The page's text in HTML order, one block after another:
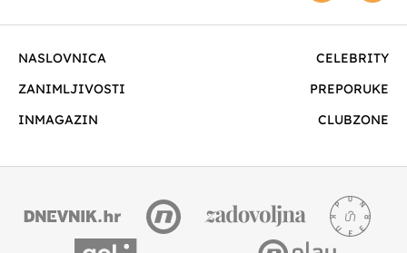
NASLOVNICA
CELEBRITY
ZANIMLJIVOSTI
PREPORUKE
INMAGAZIN
CLUBZONE